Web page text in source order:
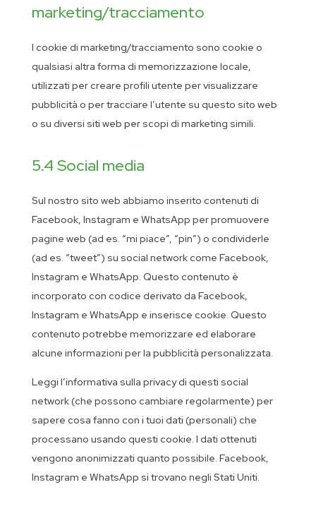
marketing/tracciamento
I cookie di marketing/tracciamento sono cookie o
qualsiasi altra forma di memorizzazione locale,
utilizzati per creare profili utente per visualizzare
pubblicità o per tracciare l’utente su questo sito web
o su diversi siti web per scopi di marketing simili.
5.4 Social media
Sul nostro sito web abbiamo inserito contenuti di
Facebook, Instagram e WhatsApp per promuovere
pagine web (ad es. “mi piace”, “pin”) o condividerle
(ad es. “tweet”) su social network come Facebook,
Instagram e WhatsApp. Questo contenuto è
incorporato con codice derivato da Facebook,
Instagram e WhatsApp e inserisce cookie. Questo
contenuto potrebbe memorizzare ed elaborare
alcune informazioni per la pubblicità personalizzata.
Leggi l’informativa sulla privacy di questi social
network (che possono cambiare regolarmente) per
sapere cosa fanno con i tuoi dati (personali) che
processano usando questi cookie. I dati ottenuti
vengono anonimizzati quanto possibile. Facebook,
Instagram e WhatsApp si trovano negli Stati Uniti.